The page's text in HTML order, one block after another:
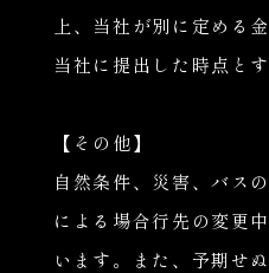
上、当社が別に定める
当社に提出した時点とす
【その他】
自然条件、災害、バス
による場合行先の変更
います。また、予期せ